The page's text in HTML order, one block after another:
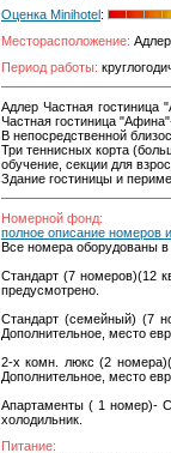
Оценка Minihotel:
Месторасположение:
Период работы:
Адлер Частная гостиница
Частная гостиница
В непосредственной
Три теннисных корта
обучение, секции для
Здание гостиницы и
Номерной фонд:
полное описание номеров
Все номера оборудованы
Стандарт (7 номеров)(12
предусмотрено.
Стандарт (семейный) (7
Дополнительное, место
2-х комн. люкс (2
Дополнительное, место
Апартаменты ( 1 номер)-
холодильник.
Питание: